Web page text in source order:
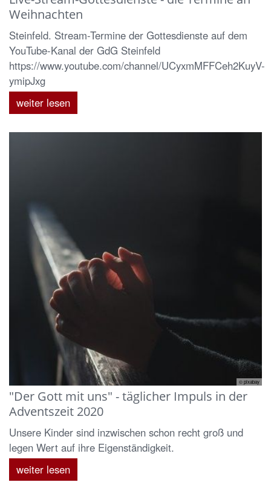
Weihnachten
Steinfeld. Stream-Termine der Gottesdienste auf dem
YouTube-Kanal der GdG Steinfeld
https://www.youtube.com/channel/UCyxmMFFCeh2KuyV-
ymipJxg
weiter lesen
© pixabay
"Der Gott mit uns" - täglicher Impuls in der
Adventszeit 2020
Unsere Kinder sind inzwischen schon recht groß und
legen Wert auf ihre Eigenständigkeit.
weiter lesen